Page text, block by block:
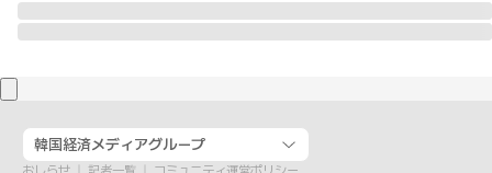
韓国経済メディアグループ